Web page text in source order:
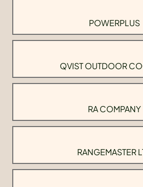
POWERPLUS
QVIST OUTDOOR
RA COMPANY
RANGEMASTER